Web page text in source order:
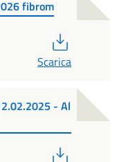
fibrom
Scarica
- Al